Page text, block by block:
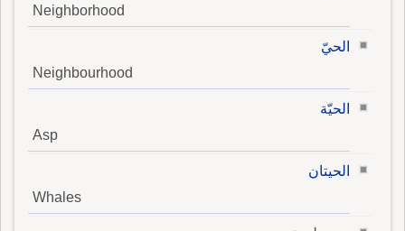
Neighborhood
الحيّ
Neighbourhood
الحيّة
Asp
الحيتان
Whales